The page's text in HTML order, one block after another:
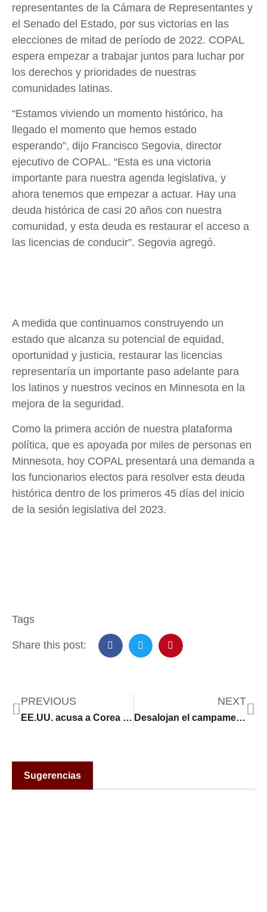
representantes de la Cámara de Representantes y
el Senado del Estado, por sus victorias en las
elecciones de mitad de período de 2022. COPAL
espera empezar a trabajar juntos para luchar por
los derechos y prioridades de nuestras
comunidades latinas.
“Estamos viviendo un momento histórico, ha
llegado el momento que hemos estado
esperando”, dijo Francisco Segovia, director
ejecutivo de COPAL. “Esta es una victoria
importante para nuestra agenda legislativa, y
ahora tenemos que empezar a actuar. Hay una
deuda histórica de casi 20 años con nuestra
comunidad, y esta deuda es restaurar el acceso a
las licencias de conducir”. Segovia agregó.
A medida que continuamos construyendo un
estado que alcanza su potencial de equidad,
oportunidad y justicia, restaurar las licencias
representaría un importante paso adelante para
los latinos y nuestros vecinos en Minnesota en la
mejora de la seguridad.
Como la primera acción de nuestra plataforma
política, que es apoyada por miles de personas en
Minnesota, hoy COPAL presentará una demanda a
los funcionarios electos para resolver esta deuda
histórica dentro de los primeros 45 días del inicio
de la sesión legislativa del 2023.
Tags
Share this post:
PREVIOUS
EE.UU. acusa a Corea del Norte de intentar ocultar envíos de municiones a Rusia
NEXT
Desalojan el campamento improvisado en Ciudad Juárez
Sugerencias